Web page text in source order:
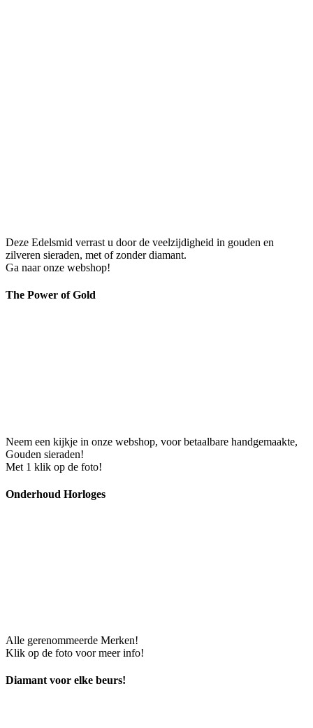
Deze Edelsmid verrast u door de veelzijdigheid in gouden en
zilveren sieraden, met of zonder diamant.
Ga naar onze webshop!
The Power of Gold
Neem een kijkje in onze webshop, voor betaalbare handgemaakte,
Gouden sieraden!
Met 1 klik op de foto!
Onderhoud Horloges
Alle gerenommeerde Merken!
Klik op de foto voor meer info!
Diamant voor elke beurs!